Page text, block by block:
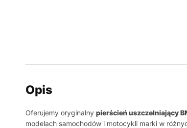
Opis
Oferujemy oryginalny pierścień uszczelniający
modelach samochodów i motocykli marki w